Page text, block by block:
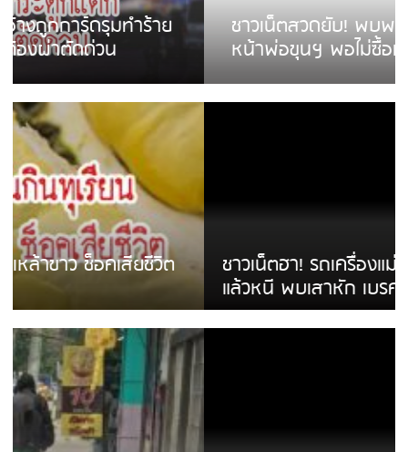
ชาวเน็ตสวดยับ! พบพม่าเร่ขายพวงมาลัย
หน้าพ่อขุนฯ พอไม่ซื้อเดินตาม
ชาวเน็ตฮา! รถเครื่องแม่สายชนป้ายร้านโลงศพ
แล้วหนี พบเสาหัก เบรคหัก หวิดได้ใช้บริการ